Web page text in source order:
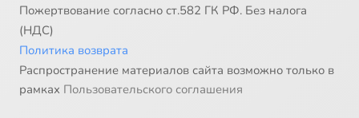
Пожертвование согласно ст.582 ГК РФ. Без налога
(НДС)
Политика возврата
Распространение материалов сайта возможно только в
рамках Пользовательского соглашения